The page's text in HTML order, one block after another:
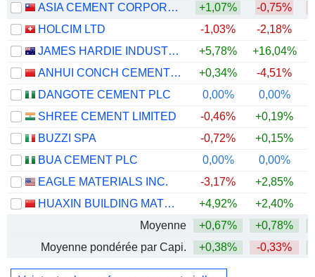
ASIA CEMENT CORPORATION +1,07% -0,75%
HOLCIM LTD
-1,03% -2,18%
JAMES HARDIE INDUSTRIES PLC
+5,78% +16,04%
ANHUI CONCH CEMENT COMPANY LIMITED
+0,34% -4,51%
DANGOTE CEMENT PLC
0,00% 0,00%
SHREE CEMENT LIMITED
-0,46% +0,19%
BUZZI SPA
-0,72% +0,15%
BUA CEMENT PLC
0,00% 0,00%
EAGLE MATERIALS INC.
-3,17% +2,85%
HUAXIN BUILDING MATERIALS GROUP CO., LTD.
+4,92% +2,40%
Moyenne
+0,67% +0,78%
Moyenne pondérée par Capi.
+0,38% -0,33%